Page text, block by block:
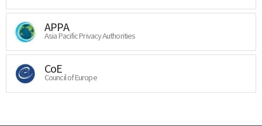
APPA
Asia Pacific Privacy Authorities
CoE
Council of Europe